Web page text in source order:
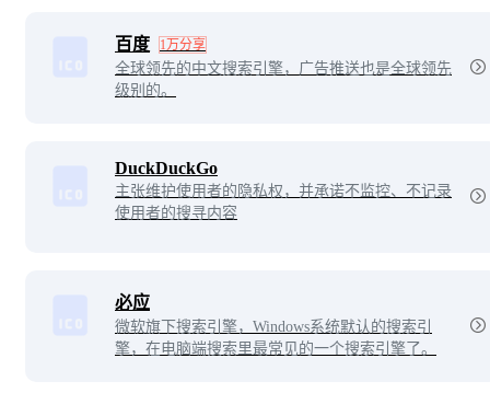
百度 1万分享
全球领先的中文搜索引擎，广告推送也是全球领先
级别的。
DuckDuckGo
主张维护使用者的隐私权，并承诺不监控、不记录
使用者的搜寻内容
必应
微软旗下搜索引擎，Windows系统默认的搜索引
擎，在电脑端搜索里最常见的一个搜索引擎了。